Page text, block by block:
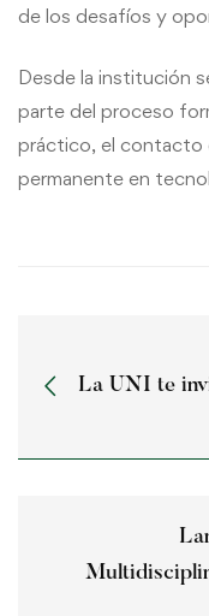
de los desafíos y
Desde la institución
parte del proceso
práctico, el contacto
permanente en
La UNI te